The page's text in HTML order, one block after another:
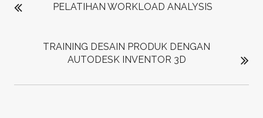
NAVIGATIONPELATIHAN WORKLOAD ANALYSIS
TRAINING DESAIN PRODUK DENGAN
AUTODESK INVENTOR 3D